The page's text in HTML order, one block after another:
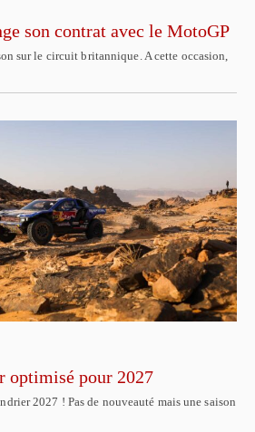
son contrat avec le MotoGP
sur le circuit britannique. A cette occasion,
optimisé pour 2027
2027 ! Pas de nouveauté mais une saison